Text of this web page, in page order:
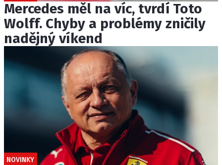
Mercedes měl na víc, tvrdí Toto
Wolff. Chyby a problémy zničily
nadějný víkend
NOVINKY